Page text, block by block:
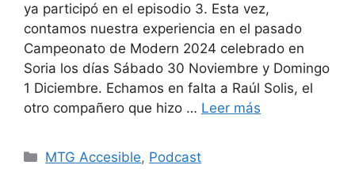
ya participó en el episodio 3. Esta vez,
contamos nuestra experiencia en el pasado
Campeonato de Modern 2024 celebrado en
Soria los días Sábado 30 Noviembre y Domingo
1 Diciembre. Echamos en falta a Raúl Solis, el
otro compañero que hizo … Leer más
Categorías
MTG Accesible, Podcast